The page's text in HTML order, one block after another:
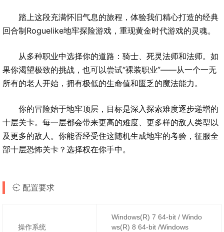
踏上这段充满怀旧气息的旅程，体验我们精心打造的经典
回合制Roguelike地牢探险游戏，重现黄金时代游戏的灵魂。
从多种职业中选择你的道路：骑士、死灵法师和法师。如
果你渴望极致的挑战，也可以尝试“裸装职业”——从一个一无
所有的老人开始，拥有极低的生命值和匮乏的魔法能力。
你的冒险始于地牢顶层，目标是深入探索难度逐步递增的
十层关卡。每一层都会带来更高的难度、更多样的敌人类型以
及更多的敌人。你能否经受住这随机生成地牢的考验，征服全
部十层恐怖关卡？选择权在你手中。
配置要求
操作系统
Windows(R) 7 64-bit / Windo
ws(R) 8 64-bit /Windows